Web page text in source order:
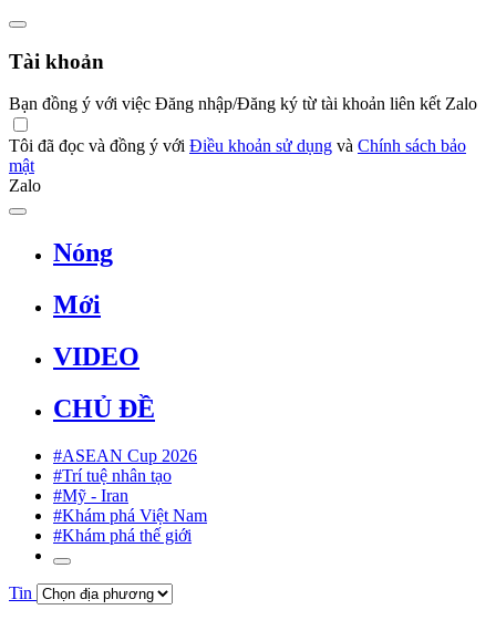
Tài khoản
Bạn đồng ý với việc Đăng nhập/Đăng ký từ tài khoản liên kết Zalo
Tôi đã đọc và đồng ý với Điều khoản sử dụng và Chính sách bảo
mật
Zalo
Nóng
Mới
VIDEO
CHỦ ĐỀ
#ASEAN Cup 2026
#Trí tuệ nhân tạo
#Mỹ - Iran
#Khám phá Việt Nam
#Khám phá thế giới
Tin